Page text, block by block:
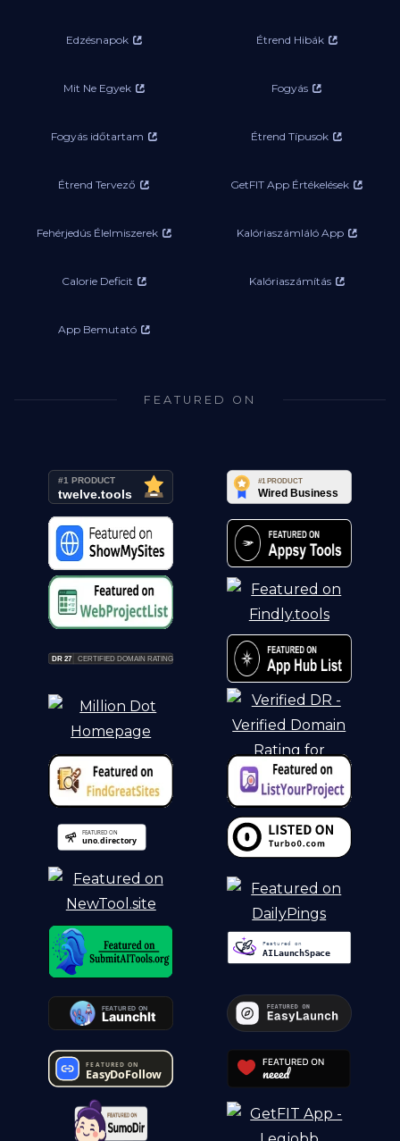
Edzésnapok Étrend Hibák
Mit Ne Egyek Fogyás
Fogyás időtartam Étrend Típusok
Étrend Tervező GetFIT App Értékelések
Fehérjedús Élelmiszerek Kalóriaszámláló App
Calorie Deficit Kalóriaszámítás
App Bemutató
FEATURED ON